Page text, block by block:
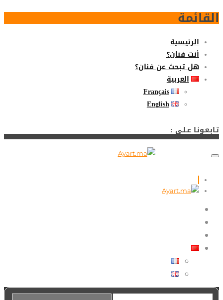
القائمة
الرئيسية
أنت فنان؟
هل تبحث عن فنان؟
العربية
Français
English
تـابـعـونـا عـلـى :